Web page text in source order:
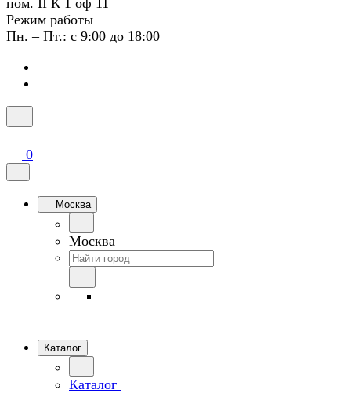
пом. II К 1 оф 11
Режим работы
Пн. – Пт.: с 9:00 до 18:00
0
Москва
Москва
Каталог
Каталог